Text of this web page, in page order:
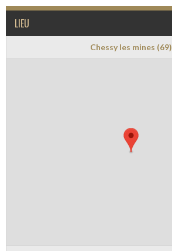
LIEU
Chessy les mines (69)